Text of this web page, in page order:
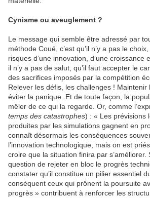
Cynisme ou aveuglement ?
Le message qui semble être adressé par
méthode Coué, c’est qu’il n’y a pas le
risques d’une innovation, d’une croissance
il n’y a pas de salut, qu’il faut accepter le
des sacrifices imposés par la compétition
Relever les défis, les challenges ! Maintenir
éviter la panique. Et de toute façon, la
mêler de ce qui la regarde. Or, comme
temps des catastrophes) : « Les prévisions
produites par les simulations gagnent en
connaît désormais les conséquences
l’innovation technologique, mais on est
croire que la situation finira par s’améliorer.
question de rejeter en bloc le progrès
constater qu’il constitue un pilier essentiel
conséquent ceux qui prônent la poursuite
progrès » contribuent à renforcer les